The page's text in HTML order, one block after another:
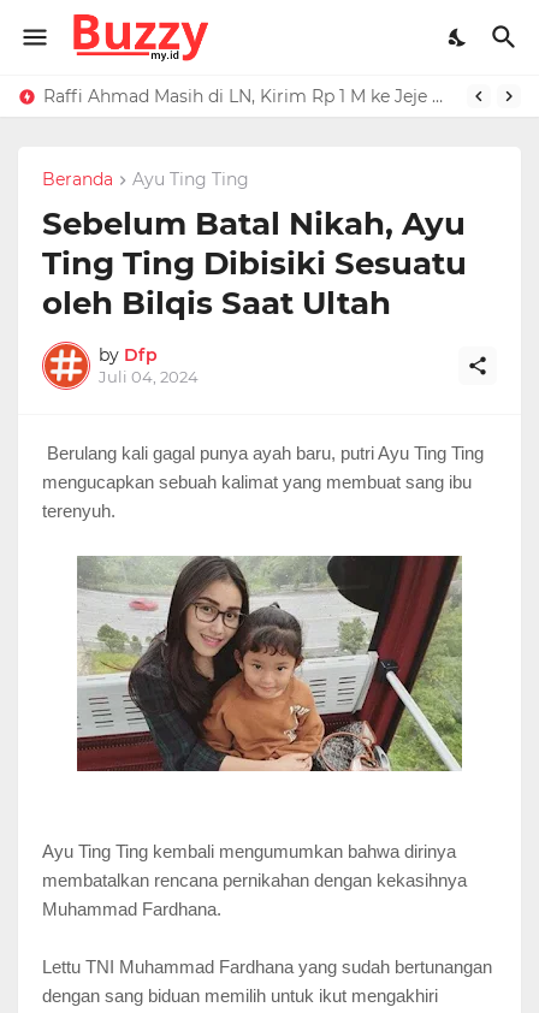
Raffi Ahmad Masih di LN, Kirim Rp 1 M ke Jeje Buat Korban Longsor Bandung BaratUcapan Iis Dahlia Buat Ressa Rizky Kena Mental, Tuding Penyebab Denada Diboikot: Gak Dapat Kerjaan
Beranda Ayu Ting Ting
Sebelum Batal Nikah, Ayu
Ting Ting Dibisiki Sesuatu
oleh Bilqis Saat Ultah
by Dfp
Juli 04, 2024
Berulang kali gagal punya ayah baru, putri Ayu Ting Ting
mengucapkan sebuah kalimat yang membuat sang ibu
terenyuh.
Ayu Ting Ting kembali mengumumkan bahwa dirinya
membatalkan rencana pernikahan dengan kekasihnya
Muhammad Fardhana.
Lettu TNI Muhammad Fardhana yang sudah bertunangan
dengan sang biduan memilih untuk ikut mengakhiri